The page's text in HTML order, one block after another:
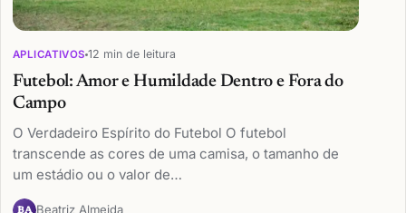
APLICATIVOS 12 min de leitura
Futebol: Amor e Humildade Dentro e Fora do
Campo
O Verdadeiro Espírito do Futebol O futebol
transcende as cores de uma camisa, o tamanho de
um estádio ou o valor de…
BA Beatriz Almeida